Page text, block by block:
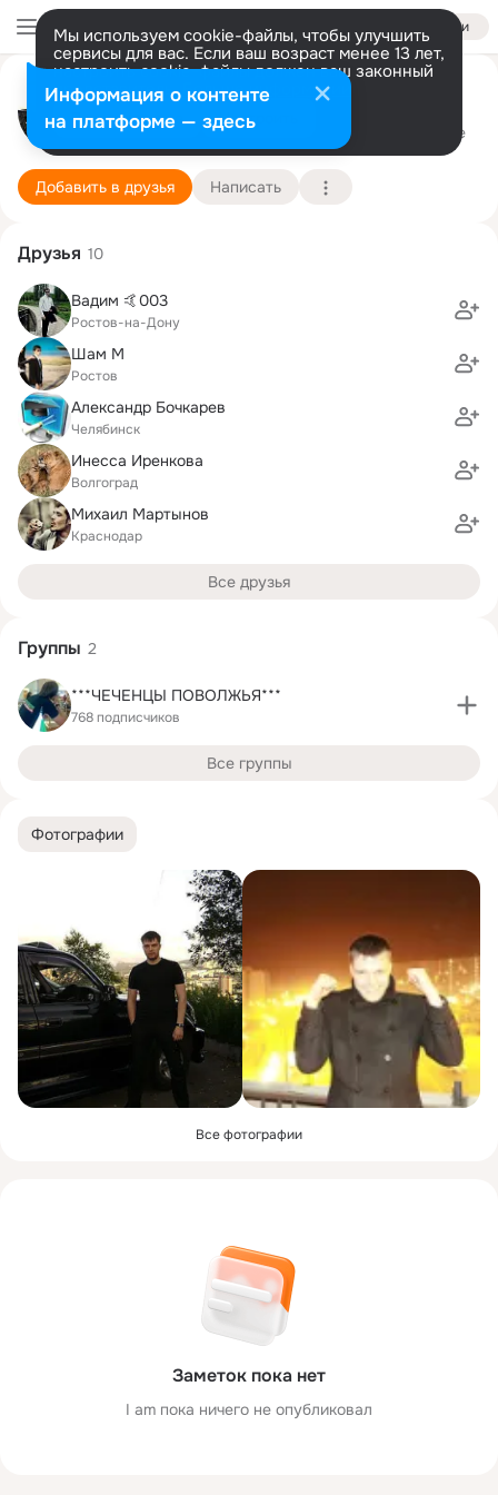
Войти
Мы используем cookie-файлы, чтобы улучшить
сервисы для вас. Если ваш возраст менее 13 лет,
настроить cookie-файлы должен ваш законный
представитель. Больше информации
Разрешить все Настроить
I am M
Волгоград 1 января (46 лет) Подробнее
Добавить в друзья Написать
Фотографии
Все фотографии
Заметок пока нет
I am пока ничего не опубликовал
Друзья 10
Вадим 🤙003
Ростов-на-Дону
Шам М
Ростов
Александр Бочкарев
Челябинск
Инесса Иренкова
Волгоград
Михаил Мартынов
Краснодар
Все друзья
Группы 2
***ЧЕЧЕНЦЫ ПОВОЛЖЬЯ***
768 подписчиков
Все группы
Информация о контенте
на платформе — здесь